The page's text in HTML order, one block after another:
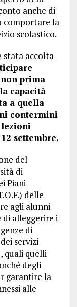
anche di
comportare la
scolastico.
stata accolta
prima
capacità
a quella
contermini
lezioni
settembre.
del
di
Piani
delle
agli alunni
alleggerire i
di
servizi
quali quelli
degli
garantire la
alle